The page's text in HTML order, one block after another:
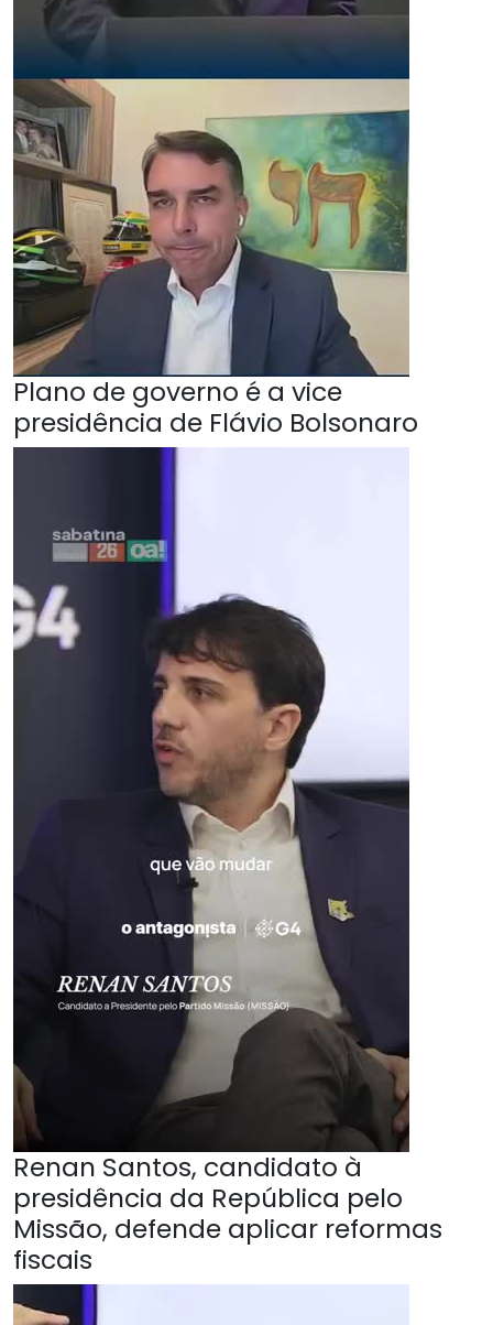
Plano de governo é a vice
presidência de Flávio Bolsonaro
Renan Santos, candidato à
presidência da República pelo
Missão, defende aplicar reformas
fiscais